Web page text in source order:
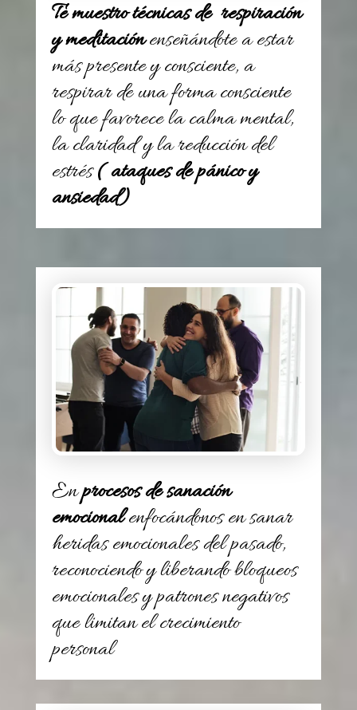
Te muestro técnicas de respiración
y meditaciónenseñándote a estar
más presente y consciente, a
respirar de una forma consciente
lo que favorece la calma mental,
la claridad y la reducción del
estrés( ataques de pánico y
ansiedad)
Enprocesos de sanación
emocionalenfocándonos en sanar
heridas emocionales del pasado,
reconociendo y liberando bloqueos
emocionales y patrones negativos
que limitan el crecimiento
personal